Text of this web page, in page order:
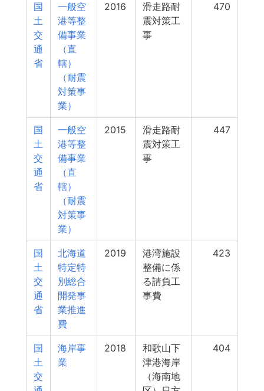
国
土
交
通
省
一般空
港等整
備事業
（直
轄）
（耐震
対策事
業）
2016
滑走路耐
震対策工
事
470
国
土
交
通
省
一般空
港等整
備事業
（直
轄）
（耐震
対策事
業）
2015
滑走路耐
震対策工
事
447
国
土
交
通
省
北海道
特定特
別総合
開発事
業推進
費
2019
港湾施設
整備に係
る請負工
事費
423
国
土
交
海岸事
業
2018
和歌山下
津港海岸
（海南地
404